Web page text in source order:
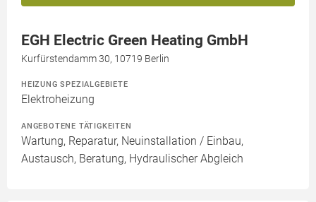
EGH Electric Green Heating GmbH
Kurfürstendamm 30, 10719 Berlin
HEIZUNG SPEZIALGEBIETE
Elektroheizung
ANGEBOTENE TÄTIGKEITEN
Wartung, Reparatur, Neuinstallation / Einbau,
Austausch, Beratung, Hydraulischer Abgleich